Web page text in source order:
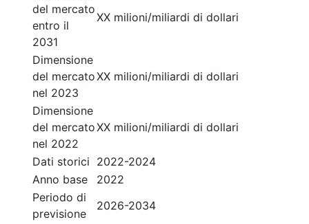
del mercato
entro il
2031
XX milioni/miliardi di dollari
Dimensione
del mercato
nel 2023
XX milioni/miliardi di dollari
Dimensione
del mercato
nel 2022
XX milioni/miliardi di dollari
Dati storici 2022-2024
Anno base
2022
Periodo di
previsione
2026-2034